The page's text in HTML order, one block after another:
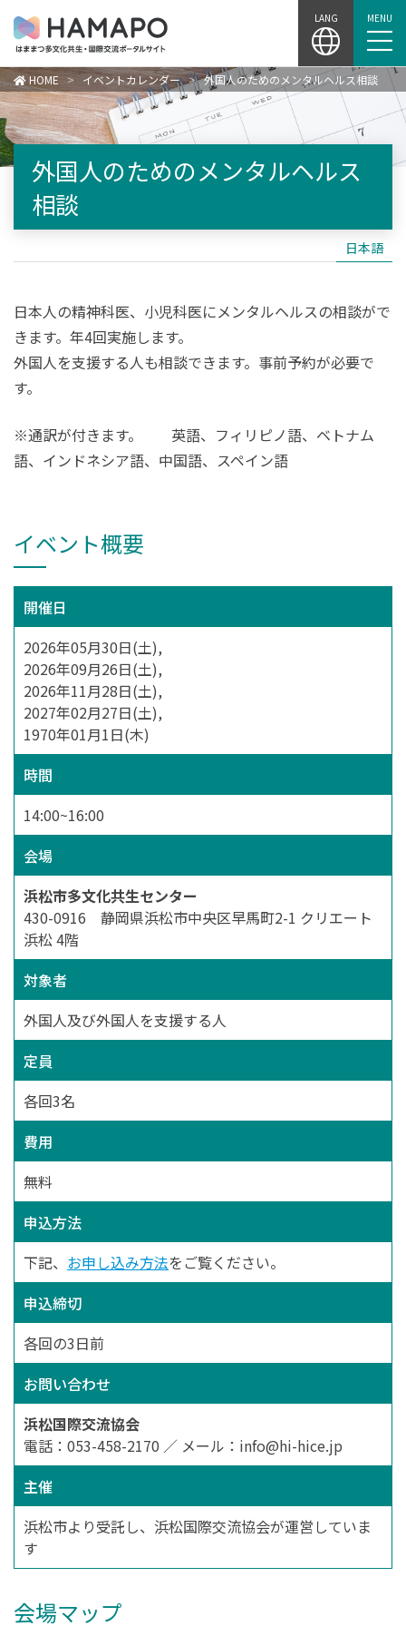
to
content
LANG MENU
HOME > イベントカレンダー > 外国人のためのメンタルヘルス相談
外国人のためのメンタルヘルス
相談
日本語
日本人の精神科医、小児科医にメンタルヘルスの相談がで
きます。年4回実施します。
外国人を支援する人も相談できます。事前予約が必要で
す。
※通訳が付きます。 英語、フィリピノ語、ベトナム
語、インドネシア語、中国語、スペイン語
イベント概要
開催日
2026年05月30日(土),
2026年09月26日(土),
2026年11月28日(土),
2027年02月27日(土),
1970年01月1日(木)
時間
14:00~16:00
会場
浜松市多文化共生センター
430-0916 静岡県浜松市中央区早馬町2-1 クリエート
浜松 4階
対象者
外国人及び外国人を支援する人
定員
各回3名
費用
無料
申込方法
下記、 お申し込み方法をご覧ください。
申込締切
各回の3日前
お問い合わせ
浜松国際交流協会
電話：053-458-2170 ／ メール：info@hi-hice.jp
主催
浜松市より受託し、浜松国際交流協会が運営していま
す
会場マップ